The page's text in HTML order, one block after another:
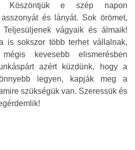
Köszöntjük e szép napon
és lányát. Sok örömet,
Teljesüljenek vágyaik és álmaik!
is sokszor több terhet vállalnak,
kevesebb elismerésben
azért küzdünk, hogy a
legyen, kapják meg a
szükségük van. Szeressük és